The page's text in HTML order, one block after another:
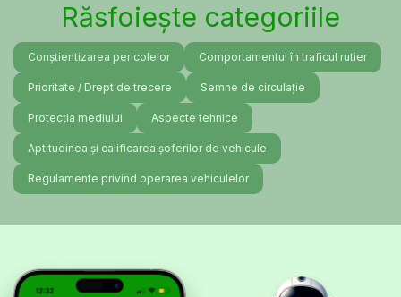
Răsfoiește categoriile
Conștientizarea pericolelor Comportamentul în traficul rutier
Prioritate / Drept de trecere Semne de circulație
Protecția mediului Aspecte tehnice
Aptitudinea și calificarea șoferilor de vehicule
Regulamente privind operarea vehiculelor